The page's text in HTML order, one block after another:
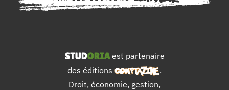
est partenaire
des éditions
.
Droit, économie, gestion,